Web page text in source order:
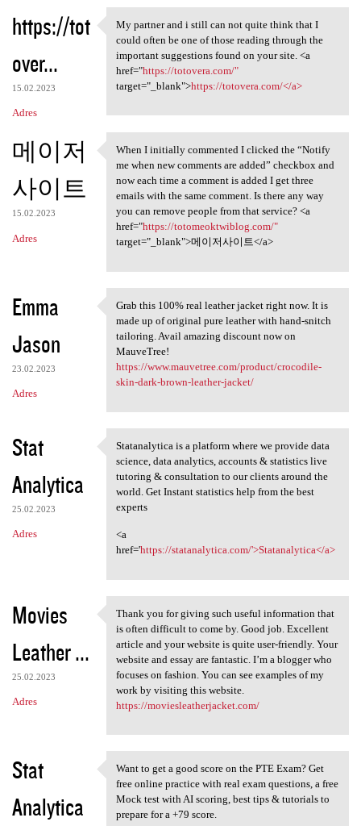
https://tot
over...
15.02.2023
Adres
My partner and i still can
My partner and i still can not quite think that I
could often be one of those reading through the
important suggestions found on your site. <a
href="https://totovera.com/"
target="_blank">https://totovera.com/</a>
메이저
사이트
15.02.2023
Adres
When I initially commented I
When I initially commented I clicked the “Notify
me when new comments are added” checkbox and
now each time a comment is added I get three
emails with the same comment. Is there any way
you can remove people from that service? <a
href="https://totomeoktwiblog.com/"
target="_blank">메이저사이트</a>
Emma
Jason
23.02.2023
Adres
Grab this 100% real leather
Grab this 100% real leather jacket right now. It is
made up of original pure leather with hand-snitch
tailoring. Avail amazing discount now on
MauveTree!
https://www.mauvetree.com/product/crocodile-
skin-dark-brown-leather-jacket/
Stat
Analytica
25.02.2023
Adres
Statanalytica is a platform
Statanalytica is a platform where we provide data
science, data analytics, accounts & statistics live
tutoring & consultation to our clients around the
world. Get Instant statistics help from the best
experts
<a
href='https://statanalytica.com/'>Statanalytica</a>
Movies
Leather ...
25.02.2023
Adres
Thank you for giving such
Thank you for giving such useful information that
is often difficult to come by. Good job. Excellent
article and your website is quite user-friendly. Your
website and essay are fantastic. I’m a blogger who
focuses on fashion. You can see examples of my
work by visiting this website.
https://moviesleatherjacket.com/
Stat
Analytica
Want to get a good score on
Want to get a good score on the PTE Exam? Get
free online practice with real exam questions, a free
Mock test with AI scoring, best tips & tutorials to
prepare for a +79 score.